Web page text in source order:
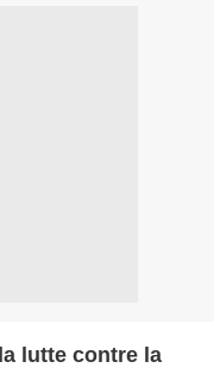
lutte contre la